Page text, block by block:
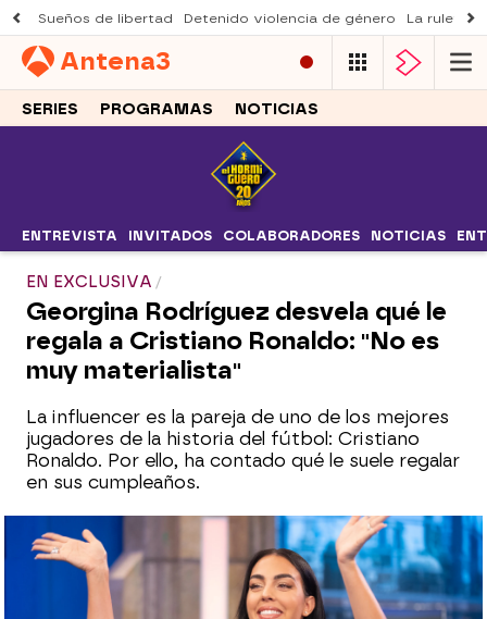
Sueños de libertad Detenido violencia de género La ruleta
Antena3
SERIES PROGRAMAS NOTICIAS
ENTREVISTA INVITADOS COLABORADORES NOTICIAS
EN EXCLUSIVA
Georgina Rodríguez desvela qué le
regala a Cristiano Ronaldo: "No es
muy materialista"
La influencer es la pareja de uno de los mejores
jugadores de la historia del fútbol: Cristiano
Ronaldo. Por ello, ha contado qué le suele regalar
en sus cumpleaños.
Georgina Rodríguez, sobre sus hijos con
Cristiano Ronaldo: "Me encantan mis hijos
todo el día"